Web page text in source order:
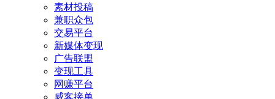
素材投稿
兼职众包
交易平台
新媒体变现
广告联盟
变现工具
网赚平台
威客接单